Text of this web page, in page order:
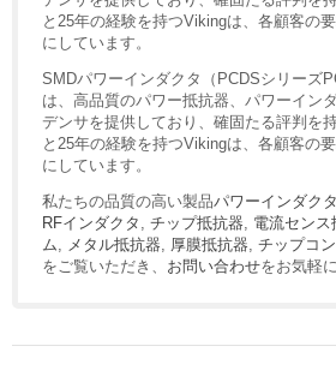
と25年の経験を持つVikingは、各顧客の
にしています。
SMDパワーインダクタ（PCDSシリーズ
は、高品質のパワー抵抗器、パワーイン
デンサを提供しており、確固たる評判を
と25年の経験を持つVikingは、各顧客の
にしています。
私たちの品質の高い製品パワーインダクタ
RFインダクタ , チップ抵抗器, 電流センス
ム, メタル抵抗器, 厚膜抵抗器, チップコ
をご覧いただき、 お問い合わせをお気軽